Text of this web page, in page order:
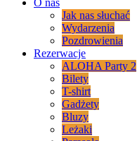
O nas
Jak nas słuchać
Wydarzenia
Pozdrowienia
Rezerwacje
ALOHA Party 2
Bilety
T-shirt
Gadżety
Bluzy
Leżaki